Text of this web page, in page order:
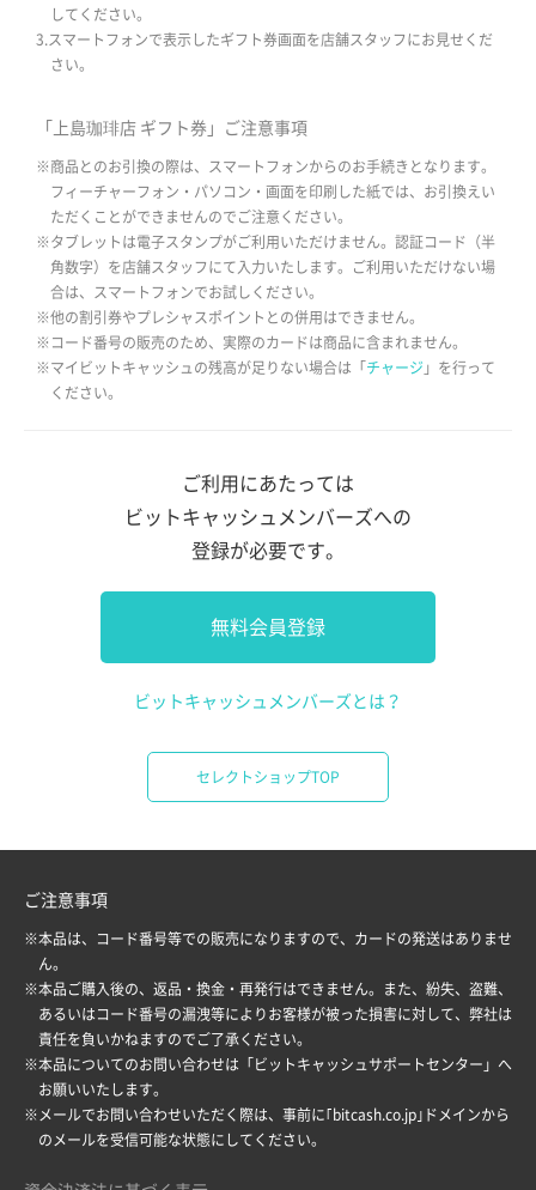
してください。
3.スマートフォンで表示したギフト券画面を店舗スタッフにお見せくだ
さい。
「上島珈琲店 ギフト券」ご注意事項
※商品とのお引換の際は、スマートフォンからのお手続きとなります。
フィーチャーフォン・パソコン・画面を印刷した紙では、お引換えい
ただくことができませんのでご注意ください。
※タブレットは電子スタンプがご利用いただけません。認証コード（半
角数字）を店舗スタッフにて入力いたします。ご利用いただけない場
合は、スマートフォンでお試しください。
※他の割引券やプレシャスポイントとの併用はできません。
※コード番号の販売のため、実際のカードは商品に含まれません。
※マイビットキャッシュの残高が足りない場合は「 チャージ 」を行って
ください。
ご利用にあたっては
ビットキャッシュメンバーズへの
登録が必要です。
無料会員登録
ビットキャッシュメンバーズとは？
セレクトショップTOP
ご注意事項
※本品は、コード番号等での販売になりますので、カードの発送はありませ
ん。
※本品ご購入後の、返品・換金・再発行はできません。また、紛失、盗難、
あるいはコード番号の漏洩等によりお客様が被った損害に対して、弊社は
責任を負いかねますのでご了承ください。
※本品についてのお問い合わせは「 ビットキャッシュサポートセンター 」へ
お願いいたします。
※メールでお問い合わせいただく際は、事前に｢bitcash.co.jp｣ドメインから
のメールを受信可能な状態にしてください。